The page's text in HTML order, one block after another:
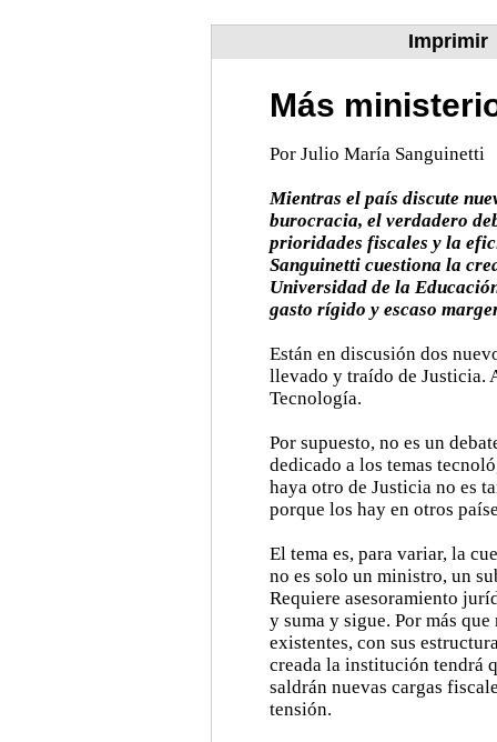
Imprimir
Más
Por Julio María Sanguinetti
Mientras el país discute
burocracia, el verdadero
prioridades fiscales y la
Sanguinetti cuestiona la
Universidad de la
gasto rígido y escaso
Están en discusión dos
llevado y traído de Justicia.
Tecnología.
Por supuesto, no es un
dedicado a los temas
haya otro de Justicia no es
porque los hay en otros
El tema es, para variar, la
no es solo un ministro, un
Requiere asesoramiento
y suma y sigue. Por más
existentes, con sus
creada la institución tendrá
saldrán nuevas cargas
tensión.